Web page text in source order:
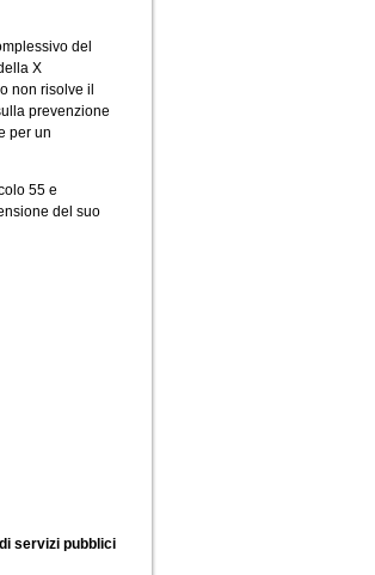
del
X
non risolve il
prevenzione
per un
55 e
del suo
servizi pubblici